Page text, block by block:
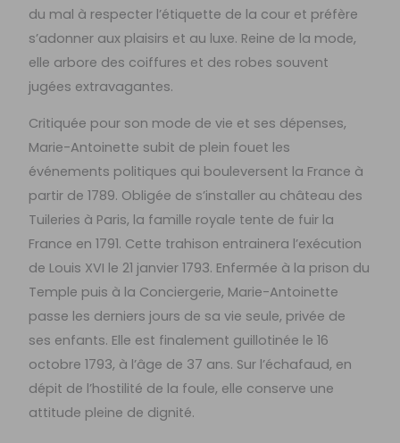
du mal à respecter l’étiquette de la cour et préfère
s’adonner aux plaisirs et au luxe. Reine de la mode,
elle arbore des coiffures et des robes souvent
jugées extravagantes.
Critiquée pour son mode de vie et ses dépenses,
Marie-Antoinette subit de plein fouet les
événements politiques qui bouleversent la France à
partir de 1789. Obligée de s’installer au château des
Tuileries à Paris, la famille royale tente de fuir la
France en 1791. Cette trahison entrainera l’exécution
de Louis XVI le 21 janvier 1793. Enfermée à la prison du
Temple puis à la Conciergerie, Marie-Antoinette
passe les derniers jours de sa vie seule, privée de
ses enfants. Elle est finalement guillotinée le 16
octobre 1793, à l’âge de 37 ans. Sur l’échafaud, en
dépit de l’hostilité de la foule, elle conserve une
attitude pleine de dignité.